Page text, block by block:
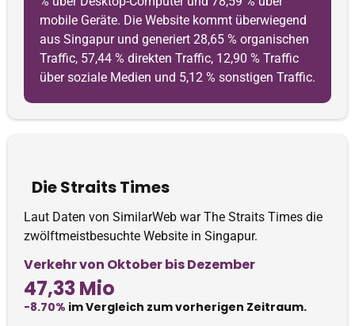
mobile Geräte. Die Website kommt überwiegend
aus Singapur und generiert 28,65 % organischen
Traffic, 57,44 % direkten Traffic, 12,90 % Traffic
über soziale Medien und 5,12 % sonstigen Traffic.
Die Straits Times
Laut Daten von SimilarWeb war The Straits Times die
zwölftmeistbesuchte Website in Singapur.
Verkehr von Oktober bis Dezember
47,33 Mio
-8.70% im Vergleich zum vorherigen Zeitraum.